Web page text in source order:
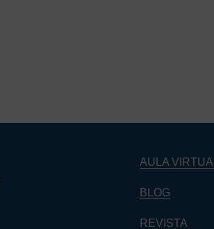
AULA VIRTUAL
BLOG
REVISTA